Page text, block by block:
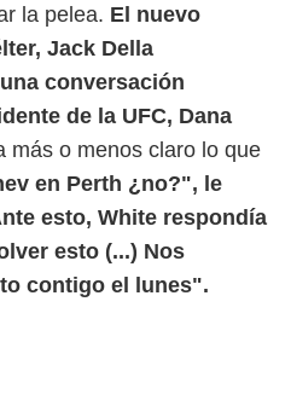
la pelea. El nuevo
Jack Della
conversación
de la UFC, Dana
más o menos claro lo que
en Perth ¿no?", le
esto, White respondía
esto (...) Nos
contigo el lunes".